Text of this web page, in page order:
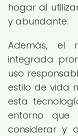
hogar al
y abundante.
Además, el
integrada
uso
estilo de vida
esta
entorno que
considerar y